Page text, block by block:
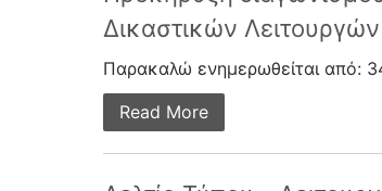
Δικαστικών Λειτουργών
Παρακαλώ ενημερωθείται από:
Read More